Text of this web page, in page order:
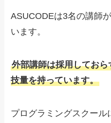
ASUCODEは3名の講師
います。
外部講師は採用してお
技量を持っています。
プログラミングスクール